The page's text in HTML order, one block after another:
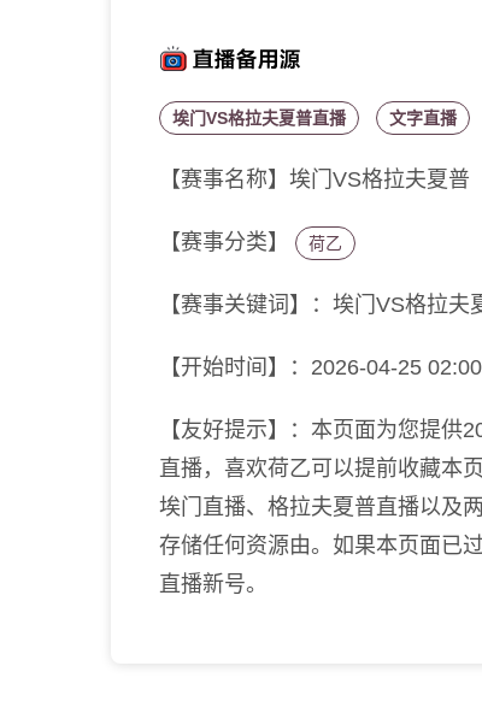
埃门VS格拉夫夏普直播 文字直播
【赛事名称】埃门VS格拉夫夏普
【赛事分类】 荷乙
【赛事关键词】：埃门VS格拉
【开始时间】：2026-04-25
【友好提示】：本页面为您提供
直播，喜欢荷乙可以提前收藏本
埃门直播、格拉夫夏普直播以及
存储任何资源由。如果本页面已
直播新号。